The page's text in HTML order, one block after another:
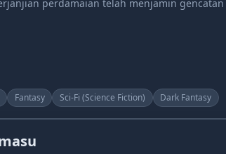
perdamaian telah menjamin
Fantasy Sci-Fi (Science Fiction) Dark Fantasy